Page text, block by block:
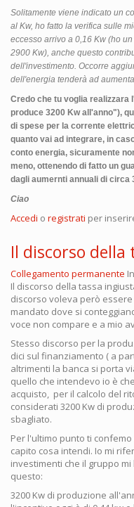
Solitamente viene indicato un
al Kw, ho fatto la verifica sulle
eccesso arrivo a 0,16 Kw (ho
2900 Kw), anche questo
dell'investimento. Occorre
dell'energia tenderà ad
Credo che tu voglia realizzara
produce 3200 Kw all'anno"),
di spese per la corrente
quanto vai ad integrare, in
conto energia, sicuramente
meno, ottenendo di fatto un
dagli aumernti annuali di circa
Ciao
Accedi o registrati per
Il discorso della
Collegamento permanente
Il discorso della tassa
discorso voleva però
mandato dove si
voce non compare e a mio
Stesso discorso per la
dici sul finanziamento ( a
altrimenti la banca si porta
quello che intendevo io è
acquisto, per il calcolo del
considerati 3200 Kw di
sbagliato.
Per l'ultimo punto ti
capito cosa intendi. Io mi
investimenti che il gruppo
questo:
3200 Kw di produzione